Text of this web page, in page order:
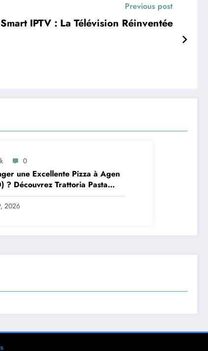
Previous post
IPTV : La Télévision Réinventée
0
une Excellente Pizza à Agen
? Découvrez Trattoria Pasta
2026